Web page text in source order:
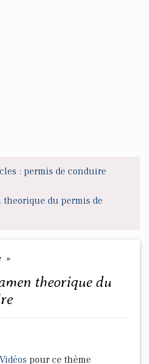
: permis de conduire
theorique du permis de
»
pour ce thème